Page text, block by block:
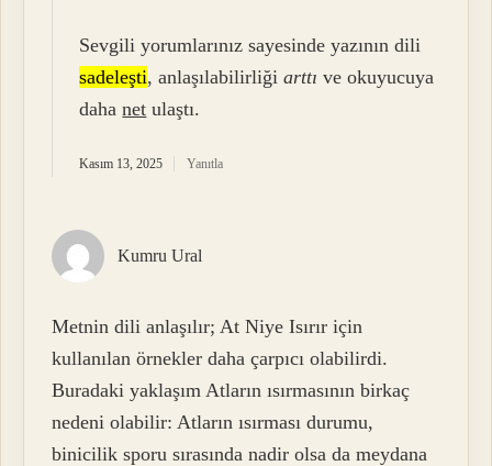
Sevgili yorumlarınız sayesinde yazının dili
sadeleşti, anlaşılabilirliğiarttı ve okuyucuya
dahanet ulaştı.
Kasım 13, 2025 Yanıtla
Kumru Ural
Metnin dili anlaşılır; At Niye Isırır için
kullanılan örnekler daha çarpıcı olabilirdi.
Buradaki yaklaşım Atların ısırmasının birkaç
nedeni olabilir: Atların ısırması durumu,
binicilik sporu sırasında nadir olsa da meydana